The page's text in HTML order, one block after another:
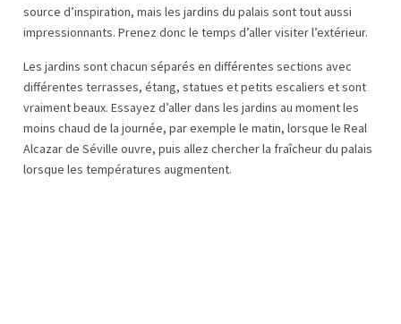
source d’inspiration, mais les jardins du palais sont tout aussi
impressionnants. Prenez donc le temps d’aller visiter l’extérieur.
Les jardins sont chacun séparés en différentes sections avec
différentes terrasses, étang, statues et petits escaliers et sont
vraiment beaux. Essayez d’aller dans les jardins au moment les
moins chaud de la journée, par exemple le matin, lorsque le Real
Alcazar de Séville ouvre, puis allez chercher la fraîcheur du palais
lorsque les températures augmentent.